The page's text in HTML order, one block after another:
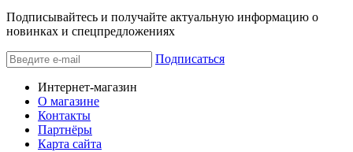
Подписывайтесь и получайте актуальную информацию о
новинках и спецпредложениях
Подписаться
Интернет-магазин
О магазине
Контакты
Партнёры
Карта сайта